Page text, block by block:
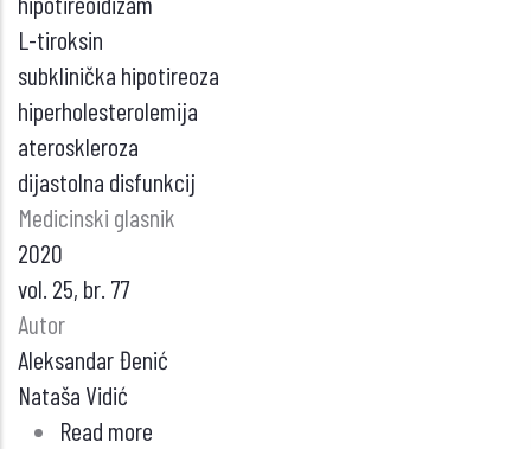
L-tiroksin
subklinička hipotireoza
hiperholesterolemija
ateroskleroza
dijastolna disfunkcij
Medicinski glasnik
2020
vol. 25, br. 77
Autor
Aleksandar Đenić
Nataša Vidić
Read more